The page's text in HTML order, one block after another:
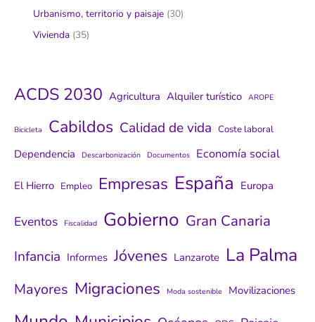
Urbanismo, territorio y paisaje (30)
Vivienda (35)
ACDS 2030 Agricultura Alquiler turístico AROPE
Bicicleta Cabildos Calidad de vida Coste laboral
Dependencia Descarbonización Documentos Economía social
El Hierro Empleo Empresas España Europa
Eventos Fiscalidad Gobierno Gran Canaria
Infancia Informes Jóvenes Lanzarote La Palma
Mayores Migraciones Moda sostenible Movilizaciones